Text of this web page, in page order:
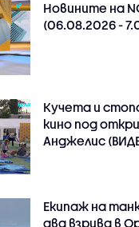
Новините на
(06.08.2026 -
Кучета и
кино под
Анджелис
Екипаж на
два взрива в